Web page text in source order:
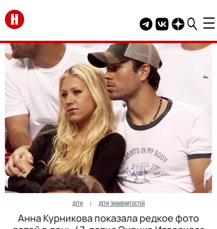
Перейти на главную
Telegram канал
Группа HELLO
Канал
ДЕТИ / ДЕТИ ЗНАМЕНИТОСТЕЙ
Анна Курникова показала редкое фото